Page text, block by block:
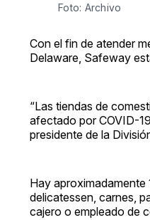
Foto: Archivo
Con el fin de atender
Delaware, Safeway
“Las tiendas de
afectado por COVID-
presidente de la
Hay aproximadamente
delicatessen, carnes,
cajero o empleado de